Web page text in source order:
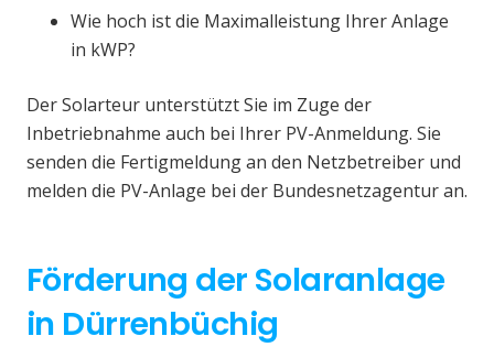
Wie hoch ist die Maximalleistung Ihrer Anlage
in kWP?
Der Solarteur unterstützt Sie im Zuge der
Inbetriebnahme auch bei Ihrer PV-Anmeldung. Sie
senden die Fertigmeldung an den Netzbetreiber und
melden die PV-Anlage bei der Bundesnetzagentur an.
Förderung der Solaranlage
in Dürrenbüchig